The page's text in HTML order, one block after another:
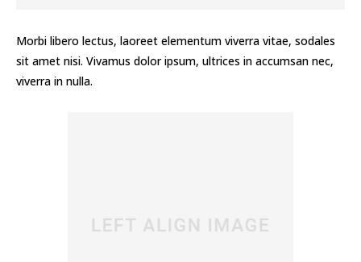
Morbi libero lectus, laoreet elementum viverra vitae, sodales
sit amet nisi. Vivamus dolor ipsum, ultrices in accumsan nec,
viverra in nulla.